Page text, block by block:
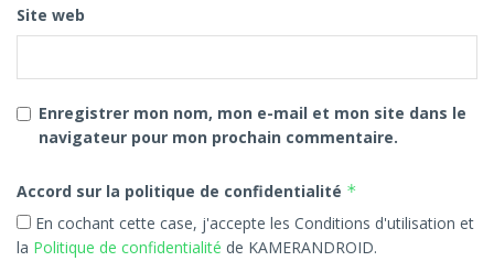
Site web
Enregistrer mon nom, mon e-mail et mon site dans le
navigateur pour mon prochain commentaire.
Accord sur la politique de confidentialité *
En cochant cette case, j'accepte les Conditions d'utilisation et
la Politique de confidentialité de KAMERANDROID.